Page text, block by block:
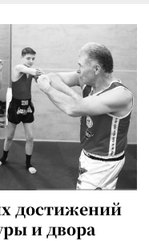
достижений
и двора